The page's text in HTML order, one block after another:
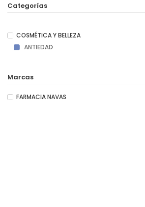
Categorías
COSMÉTICA Y BELLEZA
ANTIEDAD
Marcas
FARMACIA NAVAS